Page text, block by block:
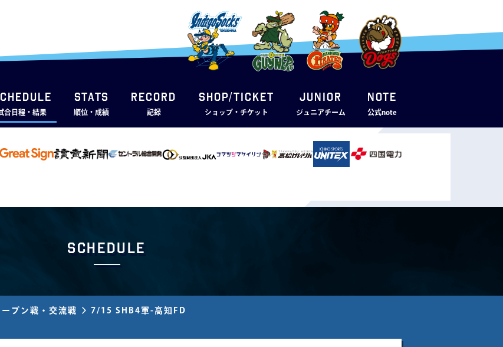
合日程・結果
STATS
順位・成績
RECORD
記録
SHOP/TICKET
ショップ・チケット
JUNIOR
ジュニアチーム
note
公式note
Schedule
プン戦・交流戦 7/15 SHB4軍-高知FD